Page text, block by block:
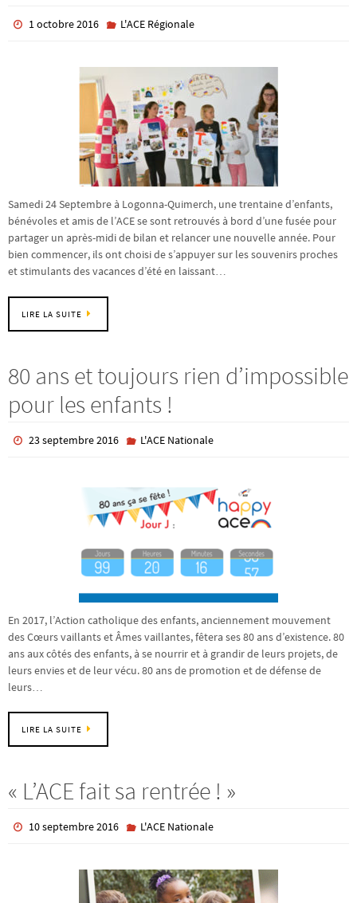
1 octobre 2016 L'ACE Régionale
Samedi 24 Septembre à Logonna-Quimerch, une trentaine d’enfants,
bénévoles et amis de l’ACE se sont retrouvés à bord d’une fusée pour
partager un après-midi de bilan et relancer une nouvelle année. Pour
bien commencer, ils ont choisi de s’appuyer sur les souvenirs proches
et stimulants des vacances d’été en laissant…
LIRE LA SUITE
80 ans et toujours rien d’impossible
pour les enfants !
23 septembre 2016 L'ACE Nationale
En 2017, l’Action catholique des enfants, anciennement mouvement
des Cœurs vaillants et Âmes vaillantes, fêtera ses 80 ans d’existence. 80
ans aux côtés des enfants, à se nourrir et à grandir de leurs projets, de
leurs envies et de leur vécu. 80 ans de promotion et de défense de
leurs…
LIRE LA SUITE
« L’ACE fait sa rentrée ! »
10 septembre 2016 L'ACE Nationale